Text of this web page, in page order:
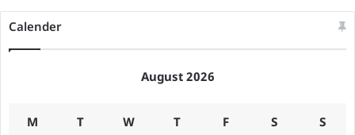
Calender
August 2026
M T W T F S S